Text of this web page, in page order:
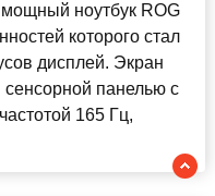
ноутбук ROG
которого стал
дисплей. Экран
сенсорной панелью с
165 Гц,